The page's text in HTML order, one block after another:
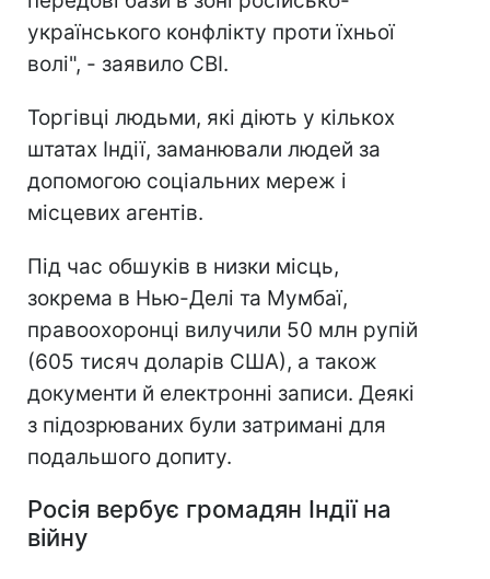
українського конфлікту проти їхньої
волі", - заявило CBI.
Торгівці людьми, які діють у кількох
штатах Індії, заманювали людей за
допомогою соціальних мереж і
місцевих агентів.
Під час обшуків в низки місць,
зокрема в Нью-Делі та Мумбаї,
правоохоронці вилучили 50 млн рупій
(605 тисяч доларів США), а також
документи й електронні записи. Деякі
з підозрюваних були затримані для
подальшого допиту.
Росія вербує громадян Індії на
війну